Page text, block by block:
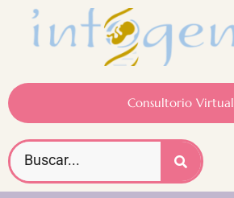
Consultorio Virtual